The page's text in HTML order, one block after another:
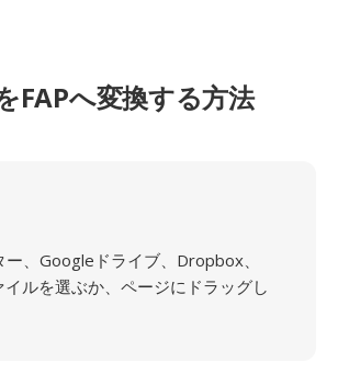
FAPへ変換する方法
ー、Googleドライブ、Dropbox、
イルを選ぶか、ページにドラッグし